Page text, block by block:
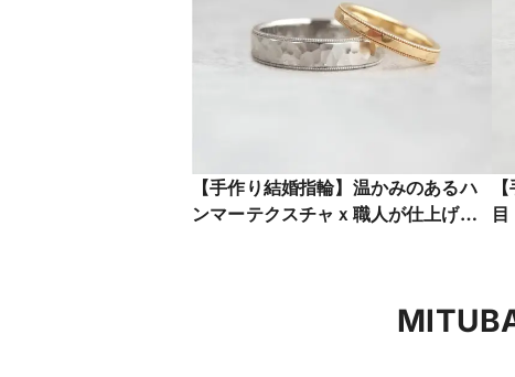
【手作り結婚指輪】温かみのあるハ
ンマーテクスチャｘ職人が仕上げる